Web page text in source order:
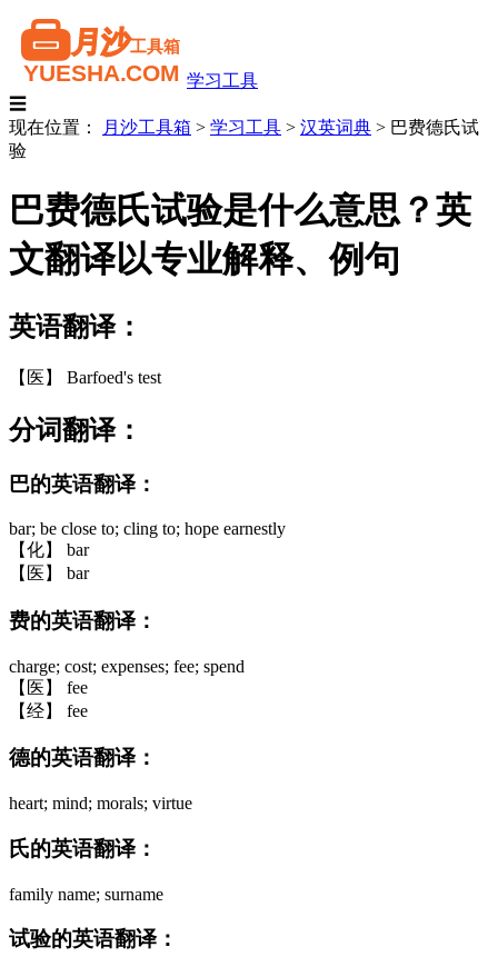
学习工具
☰
现在位置：
月沙工具箱 > 学习工具 > 汉英词典 > 巴费德氏试
验
巴费德氏试验是什么意思？英
文翻译以专业解释、例句
英语翻译：
【医】 Barfoed's test
分词翻译：
巴的英语翻译：
bar; be close to; cling to; hope earnestly
【化】 bar
【医】 bar
费的英语翻译：
charge; cost; expenses; fee; spend
【医】 fee
【经】 fee
德的英语翻译：
heart; mind; morals; virtue
氏的英语翻译：
family name; surname
试验的英语翻译：